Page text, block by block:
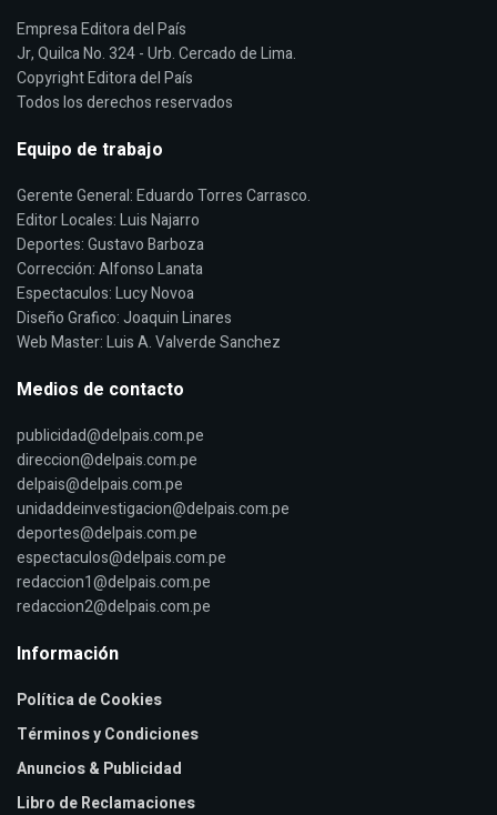
Empresa Editora del País
Jr, Quilca No. 324 - Urb. Cercado de Lima.
Copyright Editora del País
Todos los derechos reservados
Equipo de trabajo
Gerente General: Eduardo Torres Carrasco.
Editor Locales: Luis Najarro
Deportes: Gustavo Barboza
Corrección: Alfonso Lanata
Espectaculos: Lucy Novoa
Diseño Grafico: Joaquin Linares
Web Master: Luis A. Valverde Sanchez
Medios de contacto
publicidad@delpais.com.pe
direccion@delpais.com.pe
delpais@delpais.com.pe
unidaddeinvestigacion@delpais.com.pe
deportes@delpais.com.pe
espectaculos@delpais.com.pe
redaccion1@delpais.com.pe
redaccion2@delpais.com.pe
Información
Política de Cookies
Términos y Condiciones
Anuncios & Publicidad
Libro de Reclamaciones